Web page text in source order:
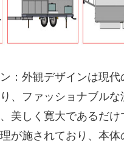
：外観デザインは現代
、ファッショナブルな
美しく寛大であるだけ
が施されており、本体